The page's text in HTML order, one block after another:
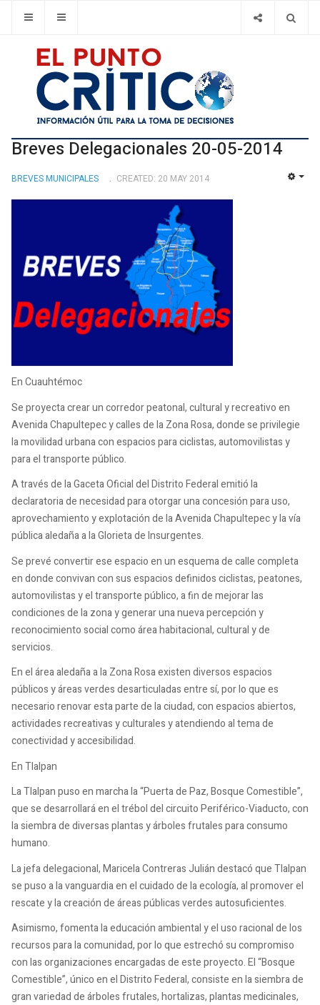
Breves Delegacionales 20-05-2014
BREVES MUNICIPALES CREATED: 20 MAY 2014
En Cuauhtémoc
Se proyecta crear un corredor peatonal, cultural y recreativo en
Avenida Chapultepec y calles de la Zona Rosa, donde se privilegie
la movilidad urbana con espacios para ciclistas, automovilistas y
para el transporte público.
A través de la Gaceta Oficial del Distrito Federal emitió la
declaratoria de necesidad para otorgar una concesión para uso,
aprovechamiento y explotación de la Avenida Chapultepec y la vía
pública aledaña a la Glorieta de Insurgentes.
Se prevé convertir ese espacio en un esquema de calle completa
en donde convivan con sus espacios definidos ciclistas, peatones,
automovilistas y el transporte público, a fin de mejorar las
condiciones de la zona y generar una nueva percepción y
reconocimiento social como área habitacional, cultural y de
servicios.
En el área aledaña a la Zona Rosa existen diversos espacios
públicos y áreas verdes desarticuladas entre sí, por lo que es
necesario renovar esta parte de la ciudad, con espacios abiertos,
actividades recreativas y culturales y atendiendo al tema de
conectividad y accesibilidad.
En Tlalpan
La Tlalpan puso en marcha la “Puerta de Paz, Bosque Comestible”,
que se desarrollará en el trébol del circuito Periférico-Viaducto, con
la siembra de diversas plantas y árboles frutales para consumo
humano.
La jefa delegacional, Maricela Contreras Julián destacó que Tlalpan
se puso a la vanguardia en el cuidado de la ecología, al promover el
rescate y la creación de áreas públicas verdes autosuficientes.
Asimismo, fomenta la educación ambiental y el uso racional de los
recursos para la comunidad, por lo que estrechó su compromiso
con las organizaciones encargadas de este proyecto. El “Bosque
Comestible”, único en el Distrito Federal, consiste en la siembra de
gran variedad de árboles frutales, hortalizas, plantas medicinales,